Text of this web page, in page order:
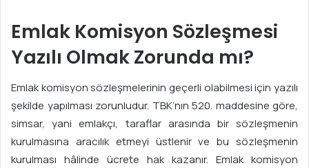
Emlak Komisyon Sözleşmesi
Yazılı Olmak Zorunda mı?
Emlak komisyon sözleşmelerinin geçerli olabilmesi için yazılı
şekilde yapılması zorunludur. TBK’nın 520. maddesine göre,
simsar, yani emlakçı, taraflar arasında bir sözleşmenin
kurulmasına aracılık etmeyi üstlenir ve bu sözleşmenin
kurulması hâlinde ücrete hak kazanır. Emlak komisyon